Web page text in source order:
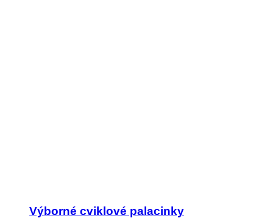
Výborné cviklové palacinky